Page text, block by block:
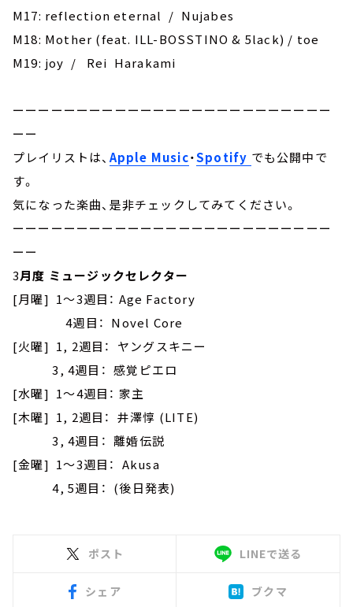
M17: reflection eternal / Nujabes
M18: Mother (feat. ILL-BOSSTINO & 5lack) / toe
M19: joy / Rei Harakami
ーーーーーーーーーーーーーーーーーーーーーーーーー
ーー
プレイリストは、 Apple Music・Spotify でも公開中で
す。
気になった楽曲、是非チェックしてみてください。
ーーーーーーーーーーーーーーーーーーーーーーーーー
ーー
3月度 ミュージックセレクター
[月曜] 1～3週目： Age Factory
4週目： Novel Core
[火曜] 1, 2週目： ヤングスキニー
3, 4週目： 感覚ピエロ
[水曜] 1～4週目： 家主
[木曜] 1, 2週目： 井澤惇 (LITE)
3, 4週目： 離婚伝説
[金曜] 1～3週目： Akusa
4, 5週目： (後日発表)
ポスト LINEで送る
シェア ブクマ